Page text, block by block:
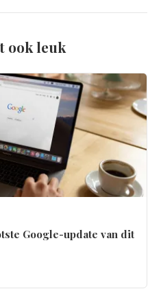
ook leuk
Google-update van dit